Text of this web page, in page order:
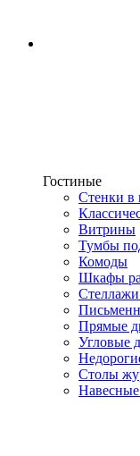
Гостиные
Стенки в
Витрины
Тумбы
Комоды
Шкафы
Прямые
Угловые
Столы